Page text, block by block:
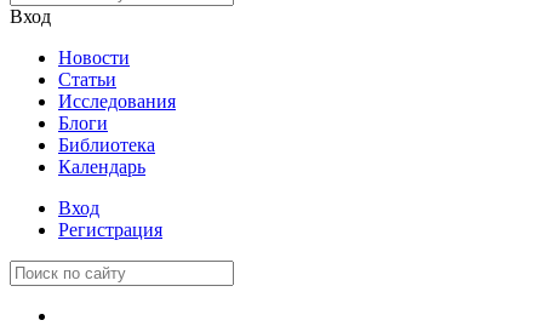
Вход
Новости
Статьи
Исследования
Блоги
Библиотека
Календарь
Вход
Регистрация